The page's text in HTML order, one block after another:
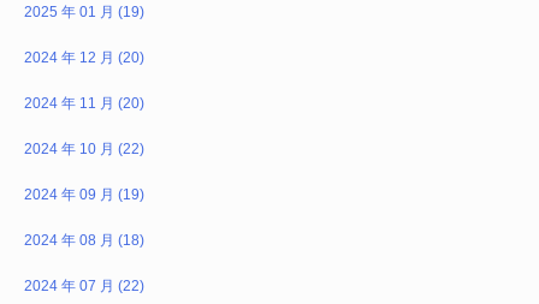
2025 年 01 月 (19)
2024 年 12 月 (20)
2024 年 11 月 (20)
2024 年 10 月 (22)
2024 年 09 月 (19)
2024 年 08 月 (18)
2024 年 07 月 (22)